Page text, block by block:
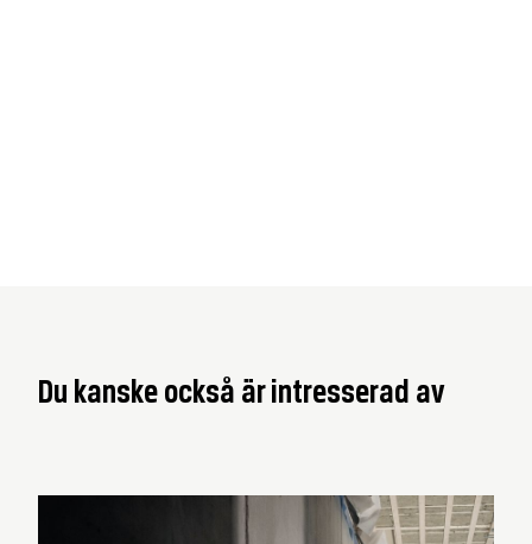
Du kanske också är intresserad av